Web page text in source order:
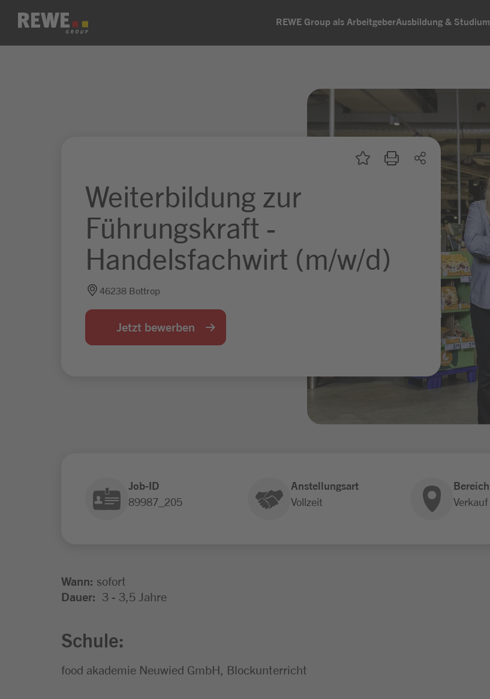
Zum Inhalt springen REWE Group als ArbeitgeberAusbildung & Studium
Weiterbildung zur
Führungskraft -
Handelsfachwirt (m/w/d)
46238 Bottrop
Jetzt bewerben
Job-ID
89987_205
Anstellungsart
Vollzeit
Bereich
Verkauf
Wann: sofort
Dauer: 3 - 3,5 Jahre
Schule:
food akademie Neuwied GmbH, Blockunterricht